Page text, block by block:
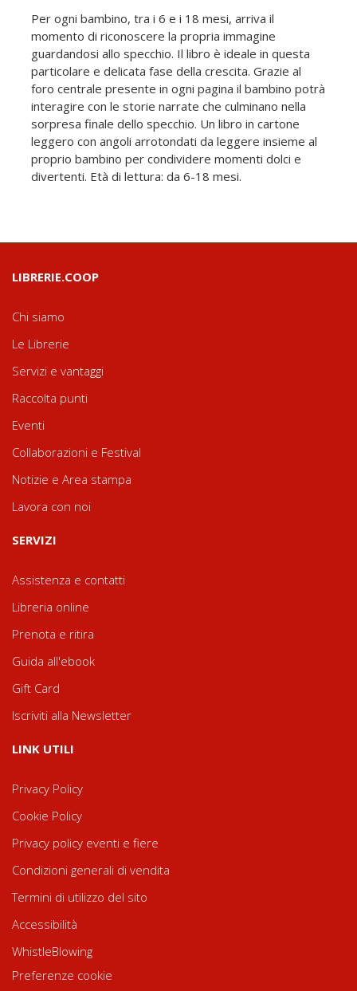
Per ogni bambino, tra i 6 e i 18 mesi, arriva il
momento di riconoscere la propria immagine
guardandosi allo specchio. Il libro è ideale in questa
particolare e delicata fase della crescita. Grazie al
foro centrale presente in ogni pagina il bambino potrà
interagire con le storie narrate che culminano nella
sorpresa finale dello specchio. Un libro in cartone
leggero con angoli arrotondati da leggere insieme al
proprio bambino per condividere momenti dolci e
divertenti. Età di lettura: da 6-18 mesi.
LIBRERIE.COOP
Chi siamo
Le Librerie
Servizi e vantaggi
Raccolta punti
Eventi
Collaborazioni e Festival
Notizie e Area stampa
Lavora con noi
SERVIZI
Assistenza e contatti
Libreria online
Prenota e ritira
Guida all'ebook
Gift Card
Iscriviti alla Newsletter
LINK UTILI
Privacy Policy
Cookie Policy
Privacy policy eventi e fiere
Condizioni generali di vendita
Termini di utilizzo del sito
Accessibilità
WhistleBlowing
Preferenze cookie